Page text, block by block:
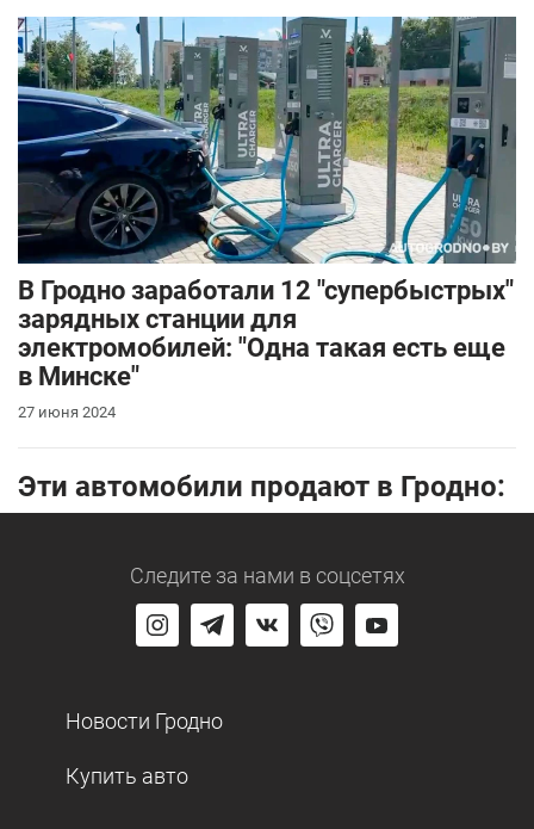
В Гродно заработали 12 "супербыстрых"
зарядных станции для
электромобилей: "Одна такая есть еще
в Минске"
27 июня 2024
Эти автомобили продают в Гродно:
Следите за нами в соцсетях
Новости Гродно
Купить авто